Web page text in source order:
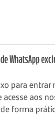
WhatsApp
para entrar
aos
forma